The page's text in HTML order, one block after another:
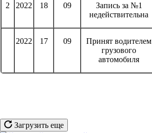
2 2022 18 09
Запись за №1
недействительна
2022 17 09
Принят водителем
грузового
автомобиля
Загрузить еще